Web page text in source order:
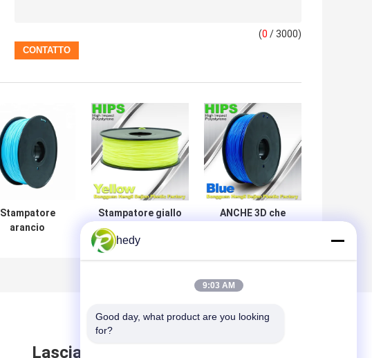
(0 / 3000)
Stampatore
arancio
Stampatore giallo
Filament 1,75,
materiale delle
ANCHE 3D che
1.0KG
Lasciare messaggio
hedy
9:03 AM
Good day, what product are you looking
for?